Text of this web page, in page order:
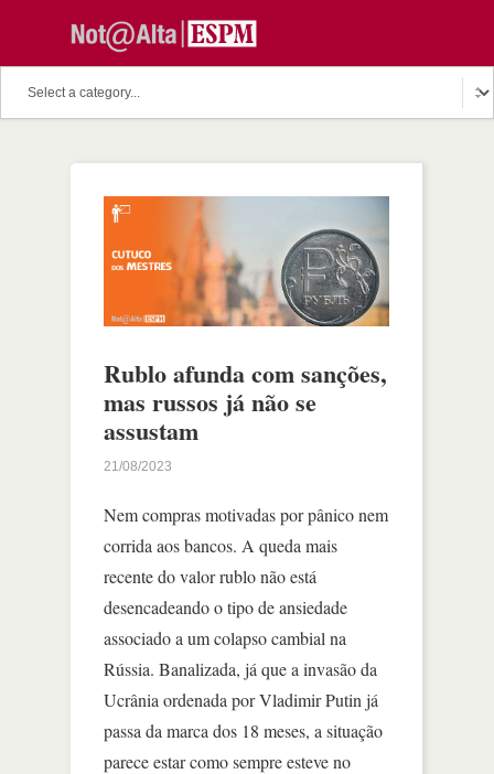
Rublo afunda com sanções,
mas russos já não se
assustam
21/08/2023
Nem compras motivadas por pânico nem
corrida aos bancos. A queda mais
recente do valor rublo não está
desencadeando o tipo de ansiedade
associado a um colapso cambial na
Rússia. Banalizada, já que a invasão da
Ucrânia ordenada por Vladimir Putin já
passa da marca dos 18 meses, a situação
parece estar como sempre esteve no